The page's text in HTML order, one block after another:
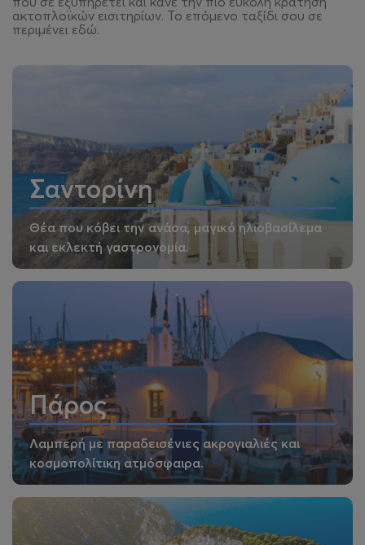
ακτοπλοϊκών εισιτηρίων. Το επόμενο ταξίδι σου σε
περιμένει εδώ.
Σαντορίνη
Θέα που κόβει την ανάσα, μαγικό ηλιοβασίλεμα
και εκλεκτή γαστρονομία.
Πάρος
Λαμπερή με παραδεισένιες ακρογιαλιές και
κοσμοπολίτικη ατμόσφαιρα.